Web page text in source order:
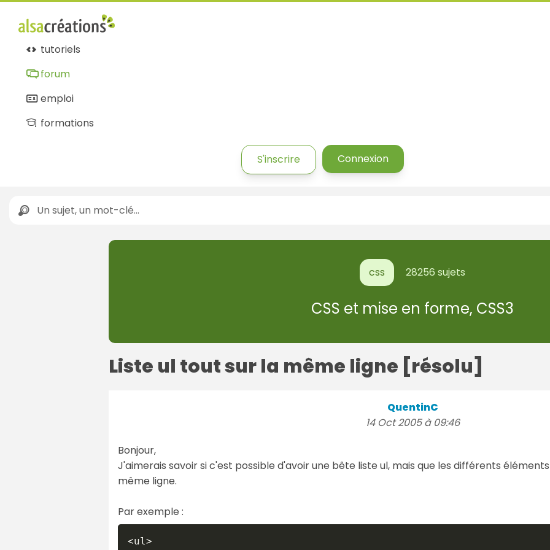
tutoriels
forum
emploi
formations
S'inscrire Connexion
css 28256 sujets
CSS et mise en forme, CSS3
Liste ul tout sur la même ligne [résolu]
QuentinC
14 Oct 2005 à 09:46
Bonjour,
J'aimerais savoir si c'est possible d'avoir une bête liste ul, mais que les différents
même ligne.
Par exemple :
<ul>